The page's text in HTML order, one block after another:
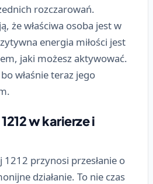
rozczarowań.
że właściwa osoba jest w
energia miłości jest
jaki możesz aktywować.
właśnie teraz jego
w karierze i
przynosi przesłanie o
działanie. To nie czas